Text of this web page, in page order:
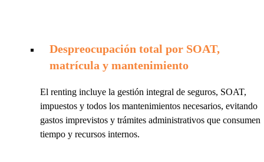
Despreocupación total por SOAT,
matrícula y mantenimiento
El renting incluye la gestión integral de seguros, SOAT,
impuestos y todos los mantenimientos necesarios, evitando
gastos imprevistos y trámites administrativos que consumen
tiempo y recursos internos.